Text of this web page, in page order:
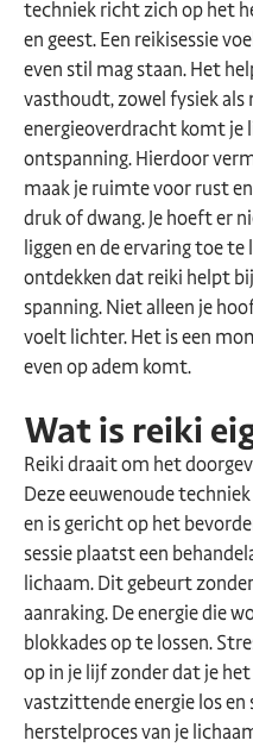
techniek richt zich op het
en geest. Een reikisessie
even stil mag staan. Het
vasthoudt, zowel fysiek als
energieoverdracht komt je
ontspanning. Hierdoor
maak je ruimte voor rust
druk of dwang. Je hoeft er
liggen en de ervaring toe
ontdekken dat reiki helpt
spanning. Niet alleen je
voelt lichter. Het is een
even op adem komt.
Wat is reiki
Reiki draait om het
Deze eeuwenoude
en is gericht op het
sessie plaatst een
lichaam. Dit gebeurt
aanraking. De energie die
blokkades op te lossen.
op in je lijf zonder dat je
vastzittende energie los
herstelproces van je